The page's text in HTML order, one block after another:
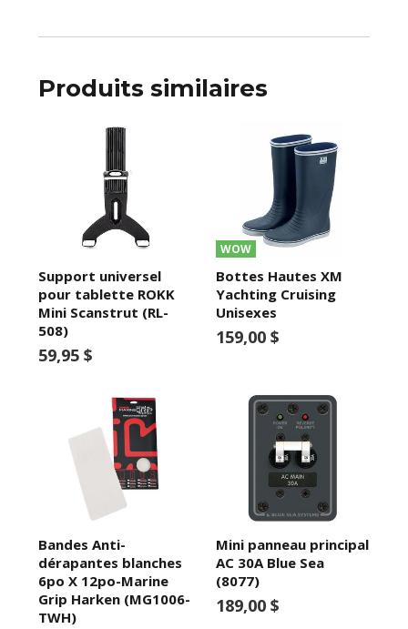
Produits similaires
Support universel
pour tablette ROKK
Mini Scanstrut (RL-
508)
59,95 $
WOW
Bottes Hautes XM
Yachting Cruising
Unisexes
159,00 $
Bandes Anti-
dérapantes blanches
6po X 12po-Marine
Grip Harken (MG1006-
TWH)
Mini panneau principal
AC 30A Blue Sea
(8077)
189,00 $